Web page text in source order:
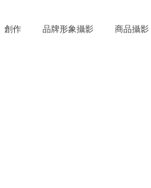
創作 品牌形象攝影 商品攝影